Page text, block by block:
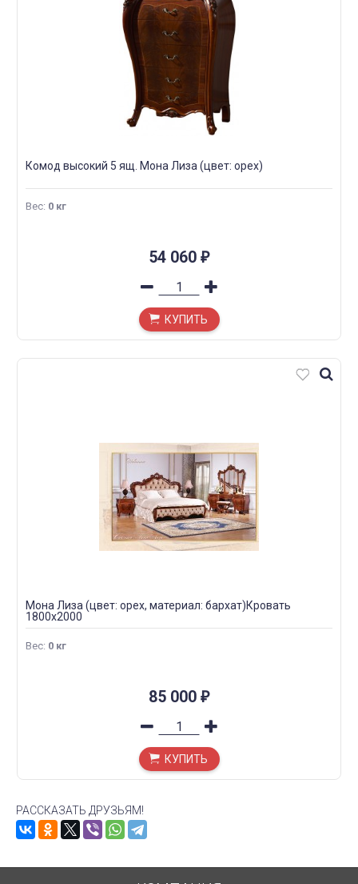
Комод высокий 5 ящ. Мона Лиза (цвет: орех)
Вес: 0 кг
54 060 ₽
КУПИТЬ
Мона Лиза (цвет: орех, материал: бархат)Кровать
1800х2000
Вес: 0 кг
85 000 ₽
КУПИТЬ
РАССКАЗАТЬ ДРУЗЬЯМ!